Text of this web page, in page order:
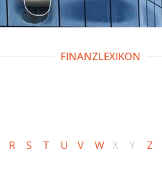
FINANZLEXIKON
R S T U V W X Y Z